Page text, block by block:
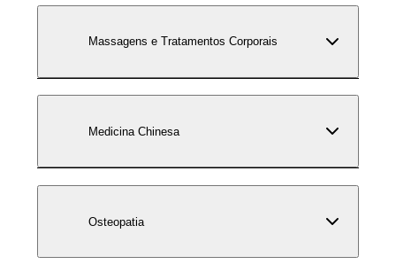
Massagens e Tratamentos Corporais
Medicina Chinesa
Osteopatia